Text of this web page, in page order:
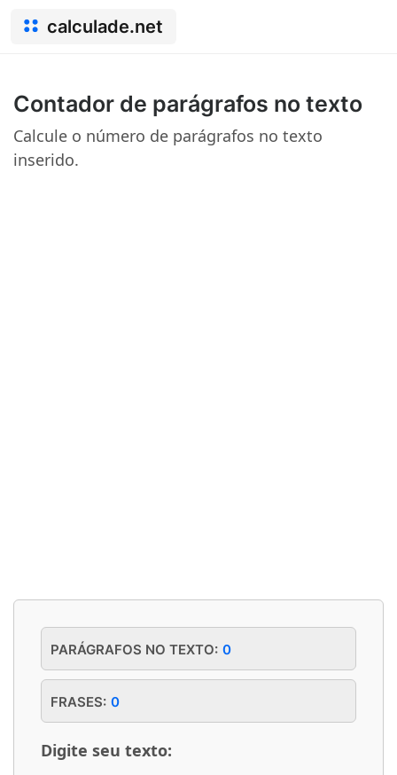
calculade.net
Contador de parágrafos no texto
Calcule o número de parágrafos no texto
inserido.
PARÁGRAFOS NO TEXTO: 0
FRASES: 0
Digite seu texto: